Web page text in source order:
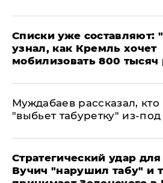
Списки уже
узнал, как Кремль хочет
мобилизовать 800 тысяч
Муждабаев рассказал, кто
"выбьет табуретку" из-
Стратегический удар
Вучич "нарушил табу" и